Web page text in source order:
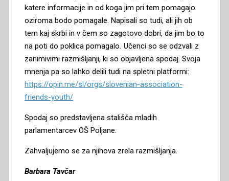
katere informacije in od koga jim pri tem pomagajo
oziroma bodo pomagale. Napisali so tudi, ali jih ob
tem kaj skrbi in v čem so zagotovo dobri, da jim bo to
na poti do poklica pomagalo. Učenci so se odzvali z
zanimivimi razmišljanji, ki so objavljena spodaj. Svoja
mnenja pa so lahko delili tudi na spletni platformi:
https://opin.me/sl/orgs/slovenian-association-
friends-youth/
Spodaj so predstavljena stališča mladih
parlamentarcev OŠ Poljane.
Zahvaljujemo se za njihova zrela razmišljanja.
Barbara Tavčar